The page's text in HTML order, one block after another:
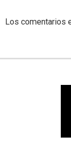
Los comentarios